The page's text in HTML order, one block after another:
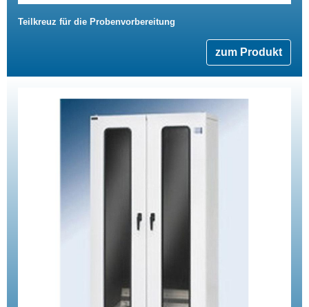
Teilkreuz für die Probenvorbereitung
zum Produkt